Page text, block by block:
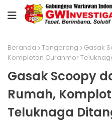
Beranda Tangerang
Gasak
Komplotan Curanmor
Gasak Scoopy
Rumah,
Teluknaga